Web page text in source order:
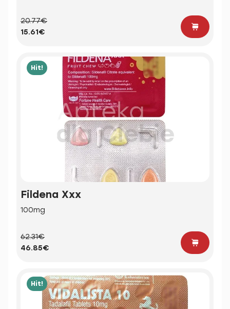
20.77€
15.61€
Hit!
Fildena Xxx
100mg
62.31€
46.85€
Hit!